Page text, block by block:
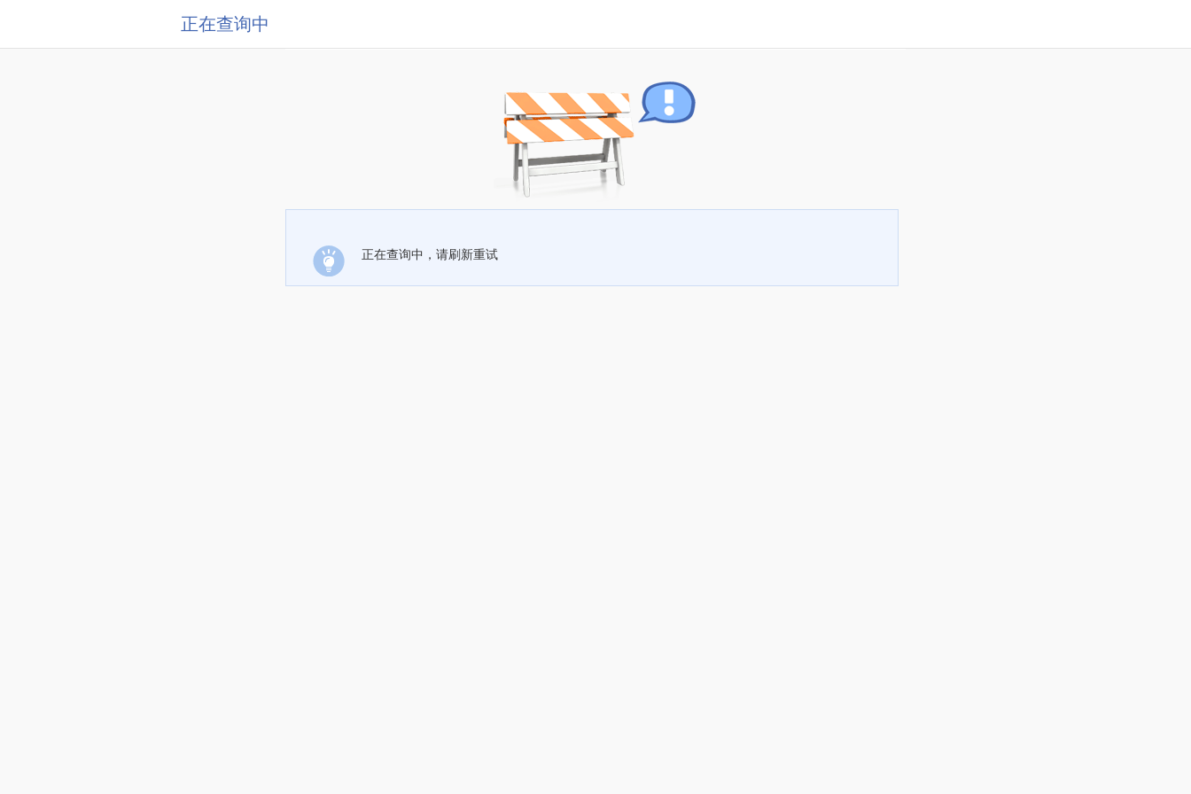
正在查询中
正在查询中，请刷新重试